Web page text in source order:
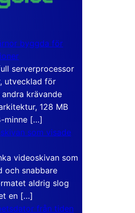
byggda för
serverprocessor
utvecklad för
krävande
128 MB
minne […]
som visade
videoskivan som
och snabbare
aldrig slog
en […]
från tiden